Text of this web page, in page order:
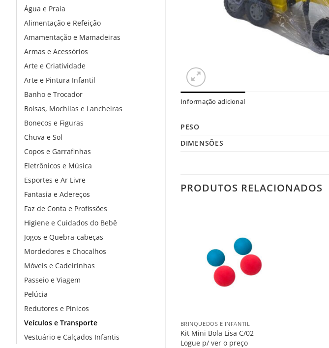
Água e Praia
Alimentação e Refeição
Amamentação e Mamadeiras
Armas e Acessórios
Arte e Criatividade
Arte e Pintura Infantil
Banho e Trocador
Bolsas, Mochilas e Lancheiras
Bonecos e Figuras
Chuva e Sol
Copos e Garrafinhas
Eletrônicos e Música
Esportes e Ar Livre
Fantasia e Adereços
Faz de Conta e Profissões
Higiene e Cuidados do Bebê
Jogos e Quebra-cabeças
Mordedores e Chocalhos
Móveis e Cadeirinhas
Passeio e Viagem
Pelúcia
Redutores e Pinicos
Veículos e Transporte
Vestuário e Calçados Infantis
Informação adicional
PESO
DIMENSÕES
PRODUTOS RELACIONADOS
BRINQUEDOS E INFANTIL
Kit Mini Bola Lisa C/02
Logue p/ ver o preço